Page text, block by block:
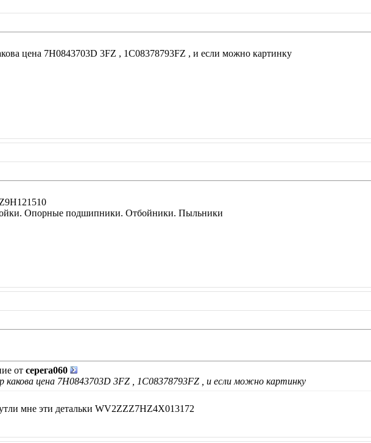
цена 7H0843703D 3FZ , 1C08378793FZ , и если можно картинку
Опорные подшипники. Отбойники. Пыльники
от серега060
какова цена 7H0843703D 3FZ , 1C08378793FZ , и если можно картинку
мне эти детальки WV2ZZZ7HZ4X013172